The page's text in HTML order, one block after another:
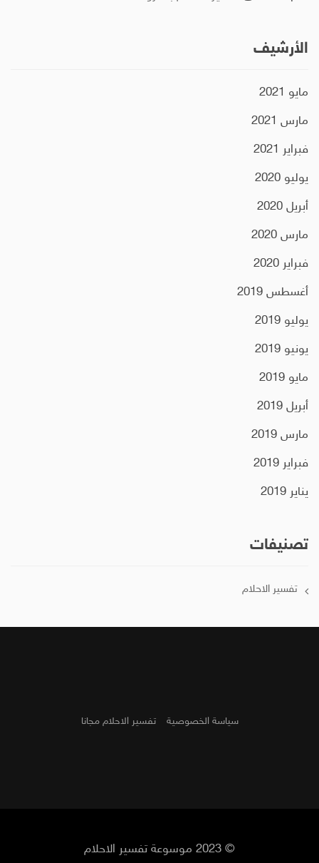
الأرشيف
مايو 2021
مارس 2021
فبراير 2021
يوليو 2020
أبريل 2020
مارس 2020
فبراير 2020
أغسطس 2019
يوليو 2019
يونيو 2019
مايو 2019
أبريل 2019
مارس 2019
فبراير 2019
يناير 2019
تصنيفات
تفسير الاحلام
سياسة الخصوصية تفسير الاحلام مجانا
© 2023 موسوعة تفسير الاحلام